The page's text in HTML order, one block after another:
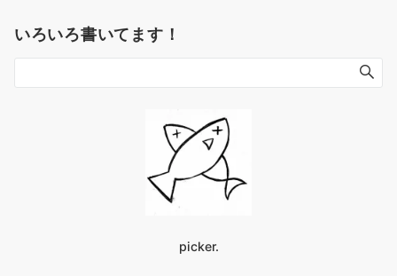
いろいろ書いてます！
picker.